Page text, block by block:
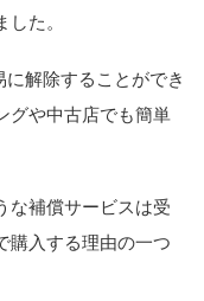
た。
解除することができ
グや中古店でも簡単
な補償サービスは受
購入する理由の一つ